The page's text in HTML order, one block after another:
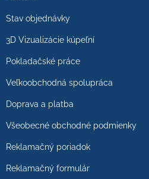
Stav objednávky
3D Vizualizácie kúpeľní
Pokladačské práce
Veľkoobchodná spolupráca
Doprava a platba
Všeobecné obchodné podmienky
Reklamačný poriadok
Reklamačný formulár